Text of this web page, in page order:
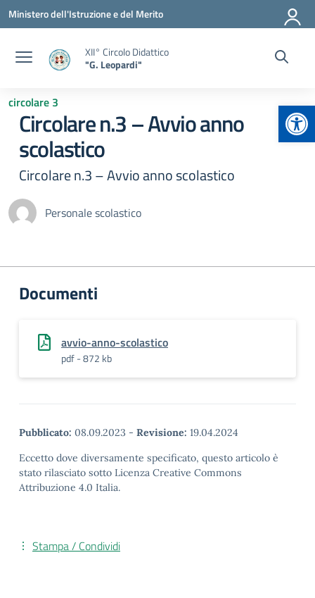
Vai ai contenuti
Vai al menu di navigazione
Vai al footer
Ministero dell'Istruzione e del Merito
XII° Circolo Didattico
"G. Leopardi"
circolare 3
Circolare n.3 – Avvio anno
scolastico
Circolare n.3 – Avvio anno scolastico
Personale scolastico
Documenti
avvio-anno-scolastico
pdf - 872 kb
Pubblicato: 08.09.2023 - Revisione: 19.04.2024
Eccetto dove diversamente specificato, questo articolo è
stato rilasciato sotto Licenza Creative Commons
Attribuzione 4.0 Italia.
Stampa / Condividi